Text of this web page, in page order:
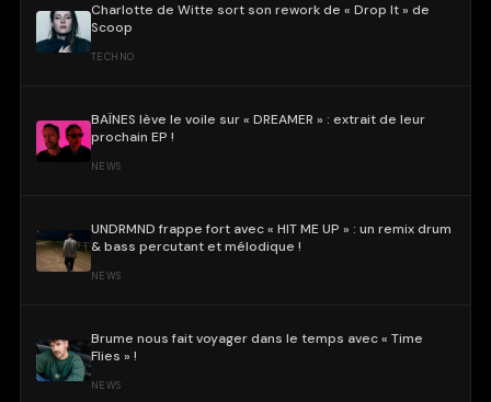
Charlotte de Witte sort son rework de « Drop It » de
Scoop
TECHNO
BAÏNES lève le voile sur « DREAMER » : extrait de leur
prochain EP !
NEWS
UNDRMND frappe fort avec « HIT ME UP » : un remix drum
& bass percutant et mélodique !
NEWS
Brume nous fait voyager dans le temps avec « Time
Flies » !
NEWS